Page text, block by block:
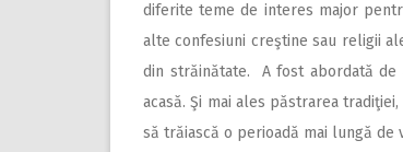
diferite teme de interes major
alte confesiuni creştine sau religii
din străinătate. A fost abordată de
acasă. Şi mai ales păstrarea
să trăiască o perioadă mai lungă de